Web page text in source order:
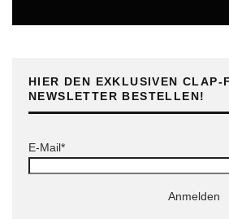
HIER DEN EXKLUSIVEN CLAP-
NEWSLETTER BESTELLEN!
E-Mail*
Anmelden